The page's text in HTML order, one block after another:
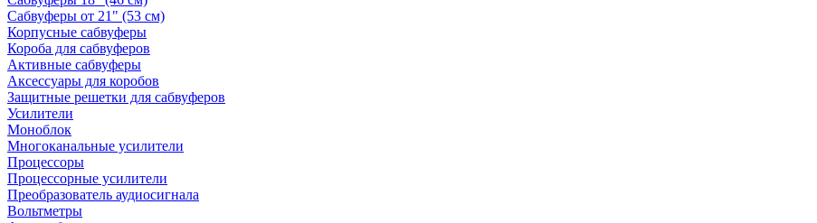
Сабвуферы от 21" (53 см)
Корпусные сабвуферы
Короба для сабвуферов
Активные сабвуферы
Аксессуары для коробов
Защитные решетки для сабвуферов
Усилители
Моноблок
Многоканальные усилители
Процессоры
Процессорные усилители
Преобразователь аудиосигнала
Вольтметры